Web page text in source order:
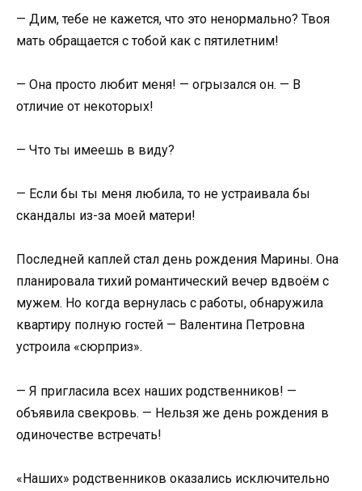
— Дим, тебе не кажется, что это ненормально? Твоя
мать обращается с тобой как с пятилетним!
— Она просто любит меня! — огрызался он. — В
отличие от некоторых!
— Что ты имеешь в виду?
— Если бы ты меня любила, то не устраивала бы
скандалы из-за моей матери!
Последней каплей стал день рождения Марины. Она
планировала тихий романтический вечер вдвоём с
мужем. Но когда вернулась с работы, обнаружила
квартиру полную гостей — Валентина Петровна
устроила «сюрприз».
— Я пригласила всех наших родственников! —
объявила свекровь. — Нельзя же день рождения в
одиночестве встречать!
«Наших» родственников оказались исключительно